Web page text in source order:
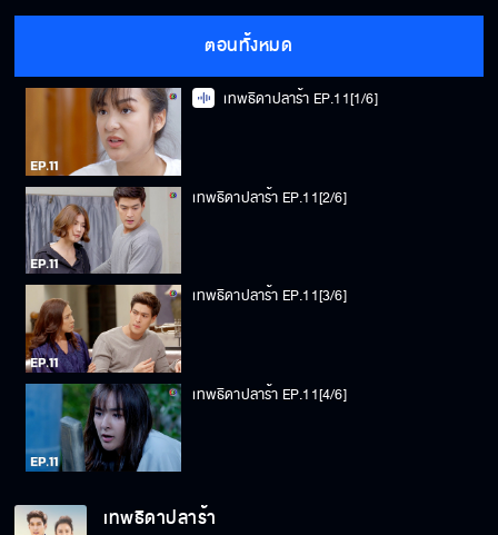
ตอนทั้งหมด
เทพธิดาปลาร้า EP.11[1/6]
เทพธิดาปลาร้า EP.11[2/6]
เทพธิดาปลาร้า EP.11[3/6]
เทพธิดาปลาร้า EP.11[4/6]
เทพธิดาปลาร้า